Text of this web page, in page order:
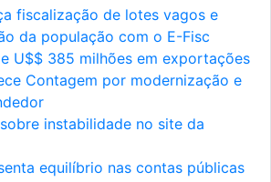
fiscalização de lotes vagos e
da população com o E-Fisc
U$$ 385 milhões em exportações
Contagem por modernização e
instabilidade no site da
equilíbrio nas contas públicas